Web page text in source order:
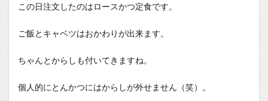
この日注文したのはロースかつ定食です。
ご飯とキャベツはおかわりが出来ます。
ちゃんとからしも付いてきますね。
個人的にとんかつにはからしが外せません（笑）。